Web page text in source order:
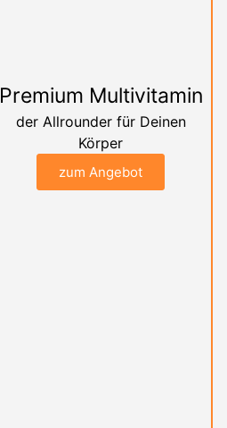
Premium Multivitamin
der Allrounder für Deinen
Körper
zum Angebot